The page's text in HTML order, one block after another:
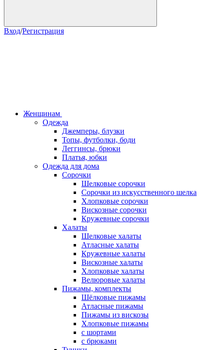
Вход/Регистрация
Женщинам
Одежда
Джемперы, блузки
Топы, футболки, боди
Леггинсы, брюки
Платья, юбки
Одежда для дома
Сорочки
Шелковые сорочки
Сорочки из искусственного шелка
Хлопковые сорочки
Вискозные сорочки
Кружевные сорочки
Халаты
Шелковые халаты
Атласные халаты
Кружевные халаты
Вискозные халаты
Хлопковые халаты
Велюровые халаты
Пижамы, комплекты
Шёлковые пижамы
Атласные пижамы
Пижамы из вискозы
Хлопковые пижамы
с шортами
с брюками